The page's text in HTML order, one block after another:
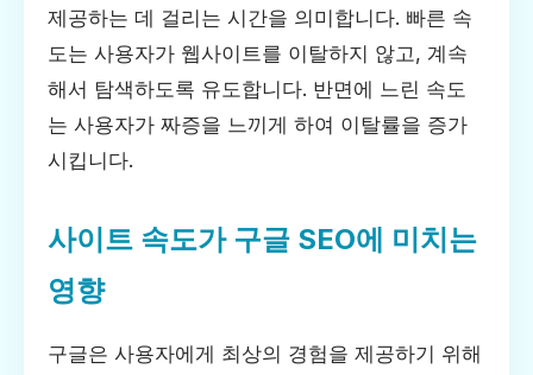
제공하는 데 걸리는 시간을 의미합니다. 빠른 속
도는 사용자가 웹사이트를 이탈하지 않고, 계속
해서 탐색하도록 유도합니다. 반면에 느린 속도
는 사용자가 짜증을 느끼게 하여 이탈률을 증가
시킵니다.
사이트 속도가 구글 SEO에 미치는
영향
구글은 사용자에게 최상의 경험을 제공하기 위해